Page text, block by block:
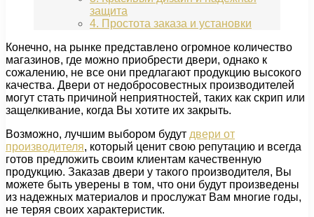
защита
4. Простота заказа и установки
Конечно, на рынке представлено огромное количество
магазинов, где можно приобрести двери, однако к
сожалению, не все они предлагают продукцию высокого
качества. Двери от недобросовестных производителей
могут стать причиной неприятностей, таких как скрип или
защелкивание, когда Вы хотите их закрыть.
Возможно, лучшим выбором будут двери от
производителя, который ценит свою репутацию и всегда
готов предложить своим клиентам качественную
продукцию. Заказав двери у такого производителя, Вы
можете быть уверены в том, что они будут произведены
из надежных материалов и прослужат Вам многие годы,
не теряя своих характеристик.